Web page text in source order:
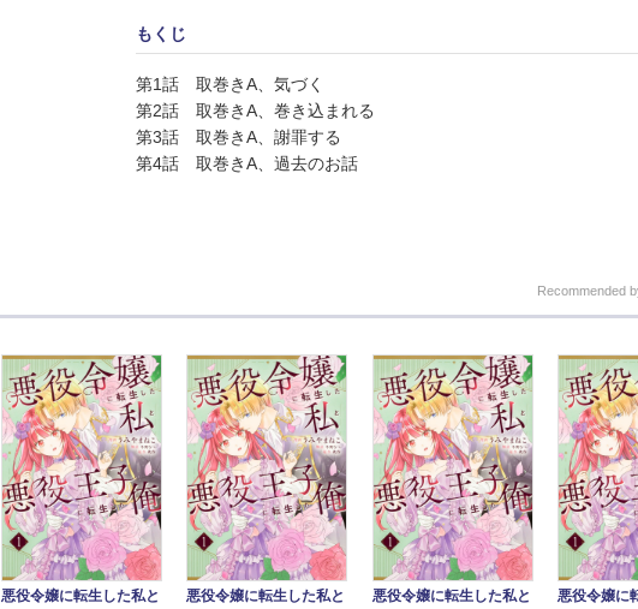
もくじ
第1話 取巻きA、気づく
第2話 取巻きA、巻き込まれる
第3話 取巻きA、謝罪する
第4話 取巻きA、過去のお話
Recommended
悪役令嬢に転生した私と
悪役令嬢に転生した私と
悪役令嬢に転生した私と
悪役令嬢に